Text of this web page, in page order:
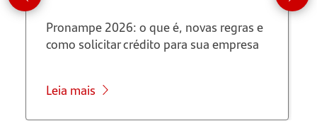
perdeu o
prazo?
regularizar
declaração
Pronampe 2026: o que é, novas regras e
como solicitar crédito para sua empresa
Leia mais